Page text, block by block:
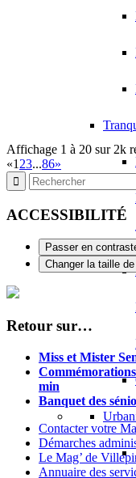
Affichage 1 à 20 sur 2k
«1 23...86»
ACCESSIBILITÉ
Passer en
Changer la taille
Retour sur…
Miss et Mister
min
Banquet des
Contacter votre
Démarches
Le Mag’ de
Annuaire des